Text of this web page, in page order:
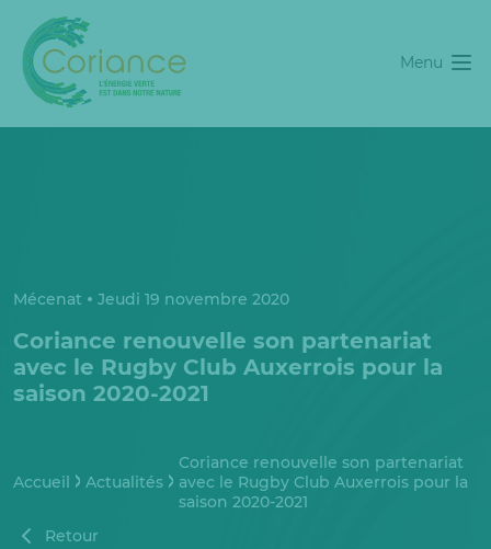
Menu
Mécenat Jeudi 19 novembre 2020
Coriance renouvelle son partenariat
avec le Rugby Club Auxerrois pour la
saison 2020-2021
Accueil Actualités
Coriance renouvelle son partenariat
avec le Rugby Club Auxerrois pour la
saison 2020-2021
Retour